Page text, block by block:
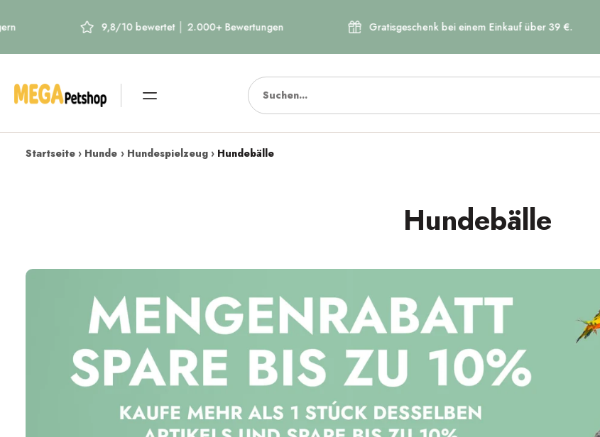
9,8/10 bewertet │ 2.000+ Bewertungen Gratisgeschenk bei einem Einkauf über 39 €.
Startseite › Hunde › Hundespielzeug › Hundebälle
Hundebälle